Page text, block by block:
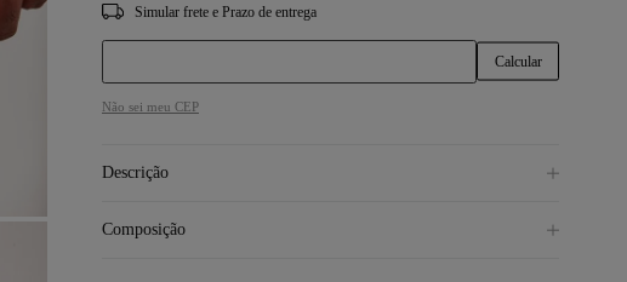
CEP
Não sei meu CEP
Descrição
Composição